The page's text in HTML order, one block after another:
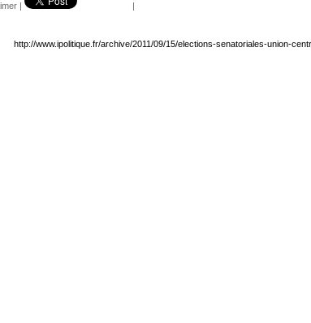
| |
http://www.ipolitique.fr/archive/2011/09/15/elections-senatoriales-union-